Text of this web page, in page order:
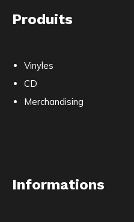
Produits
Vinyles
CD
Merchandising
Informations